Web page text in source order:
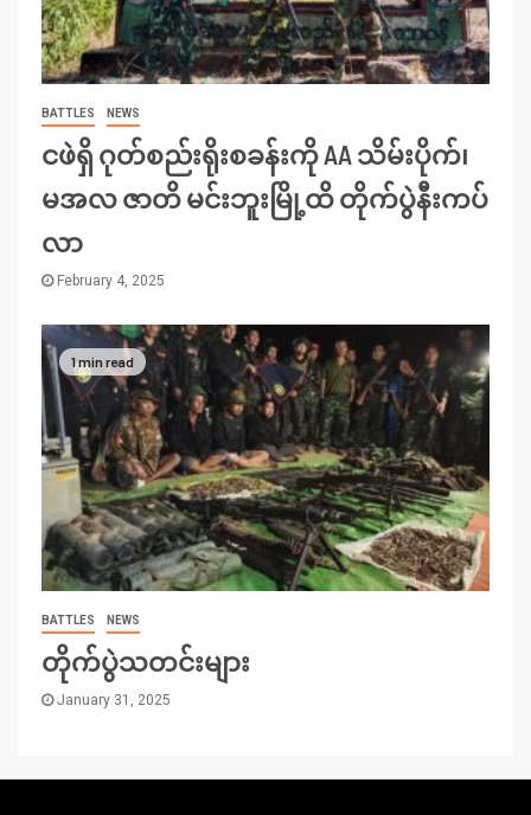
BATTLES NEWS
ငဖဲရှိ ဂုတ်စည်းရိုးစခန်းကို AA သိမ်းပိုက်၊
မအလ ဇာတိ မင်းဘူးမြို့ထိ တိုက်ပွဲနီးကပ်
လာ
February 4, 2025
1 min read
BATTLES NEWS
တိုက်ပွဲသတင်းများ
January 31, 2025